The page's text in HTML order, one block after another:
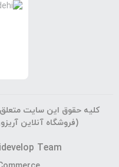
کلیه حقوق این سایت متعلق
(فروشگاه آنلاین
develop Team